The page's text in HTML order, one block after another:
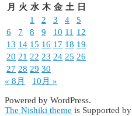
月
火 水 木 金 土
日
1
2 3 4
5
6
7 8 9 10 11 12
13 14 15 16 17 18 19
20 21 22 23 24 25 26
27 28 29 30
« 8月
10月 »
Powered by WordPress.
The Nishiki theme is Supported by